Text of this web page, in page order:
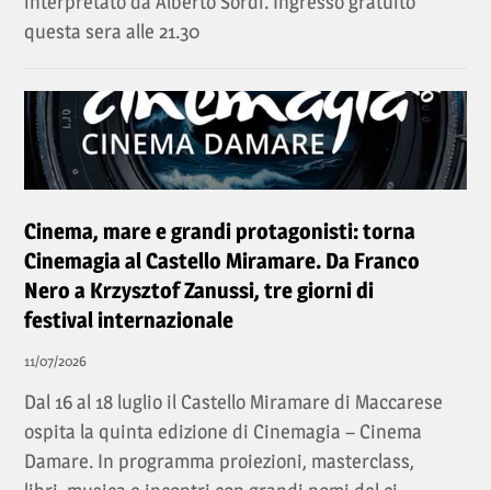
questa sera alle 21.30
Cinema, mare e grandi protagonisti: torna
Cinemagia al Castello Miramare. Da Franco
Nero a Krzysztof Zanussi, tre giorni di
festival internazionale
11/07/2026
Dal 16 al 18 luglio il Castello Miramare di Maccarese
ospita la quinta edizione di Cinemagia – Cinema
Damare. In programma proiezioni, masterclass,